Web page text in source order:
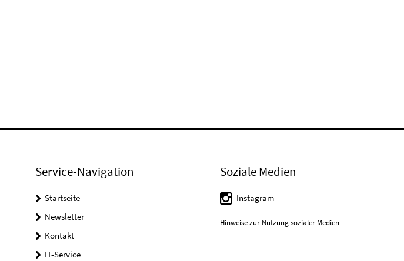
Service-Navigation
Startseite
Newsletter
Kontakt
IT-Service
Soziale Medien
Instagram
Hinweise zur Nutzung sozialer Medien